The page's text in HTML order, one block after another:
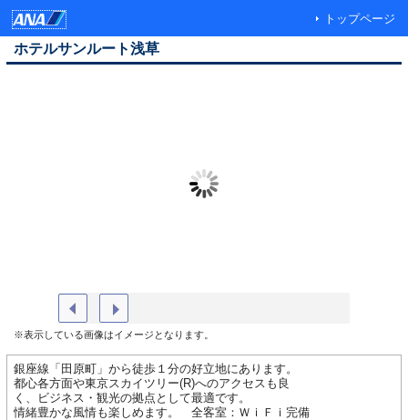
トップページ
ホテルサンルート浅草
※表示している画像はイメージとなります。
銀座線「田原町」から徒歩１分の好立地にあります。
都心各方面や東京スカイツリー(R)へのアクセスも良
く、ビジネス・観光の拠点として最適です。
情緒豊かな風情も楽しめます。 全客室：ＷｉＦｉ完備